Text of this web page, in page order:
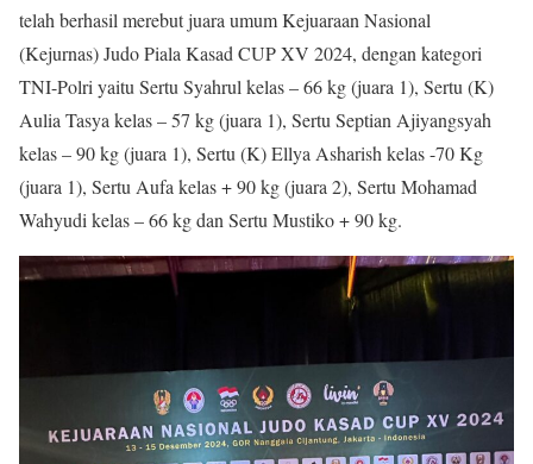
telah berhasil merebut juara umum Kejuaraan Nasional
(Kejurnas) Judo Piala Kasad CUP XV 2024, dengan kategori
TNI-Polri yaitu Sertu Syahrul kelas – 66 kg (juara 1), Sertu (K)
Aulia Tasya kelas – 57 kg (juara 1), Sertu Septian Ajiyangsyah
kelas – 90 kg (juara 1), Sertu (K) Ellya Asharish kelas -70 Kg
(juara 1), Sertu Aufa kelas + 90 kg (juara 2), Sertu Mohamad
Wahyudi kelas – 66 kg dan Sertu Mustiko + 90 kg.